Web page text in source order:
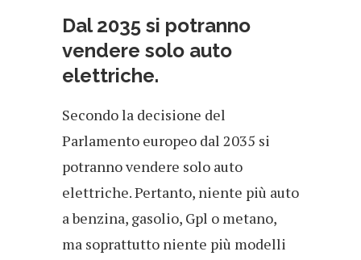
Dal 2035 si potranno
vendere solo auto
elettriche.
Secondo la decisione del
Parlamento europeo dal 2035 si
potranno vendere solo auto
elettriche. Pertanto, niente più auto
a benzina, gasolio, Gpl o metano,
ma soprattutto niente più modelli